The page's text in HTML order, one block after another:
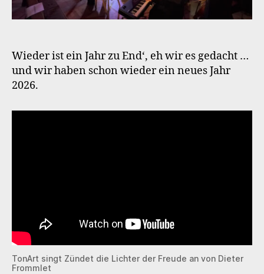
Wieder ist ein Jahr zu End‘, eh wir es gedacht …
und wir haben schon wieder ein neues Jahr
2026.
TonArt singt Zündet die Lichter der Freude an von Dieter
Frommlet